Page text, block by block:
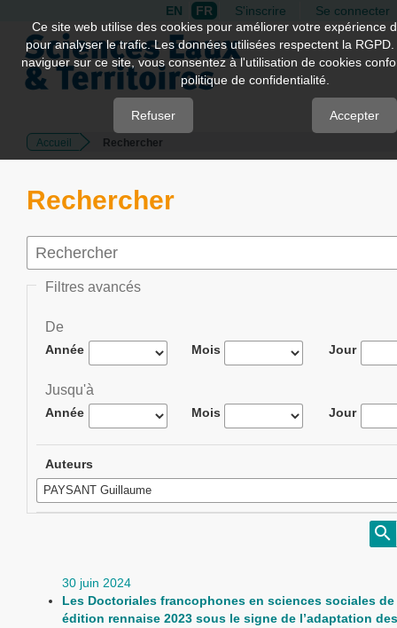
Quick
jump
page
Main
Content
EN FR S'inscrire Se connecter
Accueil Rechercher
Rechercher
Filtres avancés
De
Année Mois Jour
Jusqu'à
Année Mois Jour
Auteurs
30 juin 2024
Les Doctoriales francophones en sciences sociales de
édition rennaise 2023 sous le signe de l’adaptation
Ce site web utilise des cookies pour améliorer votre expérience
pour analyser le trafic. Les données utilisées respectent la
naviguer sur ce site, vous consentez à l'utilisation de cookies
politique de confidentialité.
Refuser Accepter